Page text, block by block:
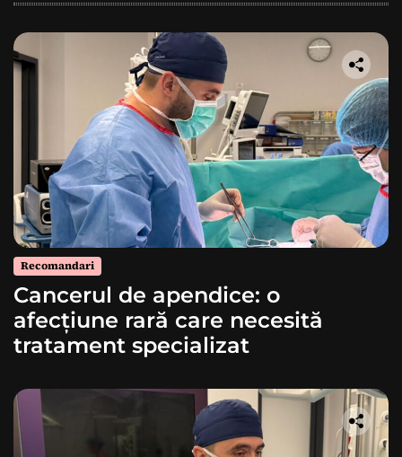
Recomandari
Cancerul de apendice: o
afecțiune rară care necesită
tratament specializat